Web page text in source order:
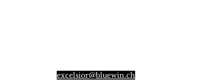
excelsior@bluewin.ch